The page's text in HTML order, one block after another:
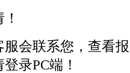
会联系您，查看
录PC端！